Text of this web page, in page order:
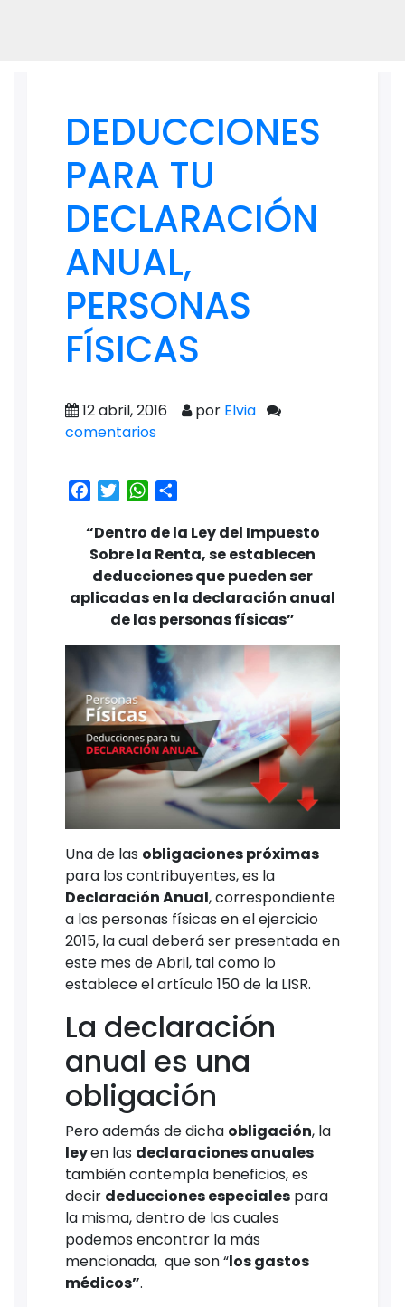
DEDUCCIONES
PARA TU
DECLARACIÓN
ANUAL,
PERSONAS
FÍSICAS
12 abril, 2016 por Elvia
comentarios
Facebook
TwitterWhatsApp
“Dentro de la Ley del Impuesto
Sobre la Renta, se establecen
deducciones que pueden ser
aplicadas en la declaración anual
de las personas físicas”
Una de las obligaciones próximas
para los contribuyentes, es la
Declaración Anual, correspondiente
a las personas físicas en el ejercicio
2015, la cual deberá ser presentada en
este mes de Abril, tal como lo
establece el artículo 150 de la LISR.
La declaración
anual es una
obligación
Pero además de dicha obligación, la
leyen las declaraciones anuales
también contempla beneficios, es
decir deducciones especiales para
la misma, dentro de las cuales
podemos encontrar la más
mencionada, que son “los gastos
médicos”.